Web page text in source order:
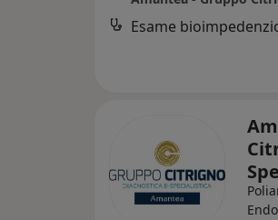
Esame